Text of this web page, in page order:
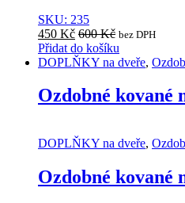
SKU: 235
450 Kč 600Kč bez DPH
Přidat do košíku
DOPLŇKY na dveře,
Ozdobné kované
DOPLŇKY na dveře,
Ozdobné kované